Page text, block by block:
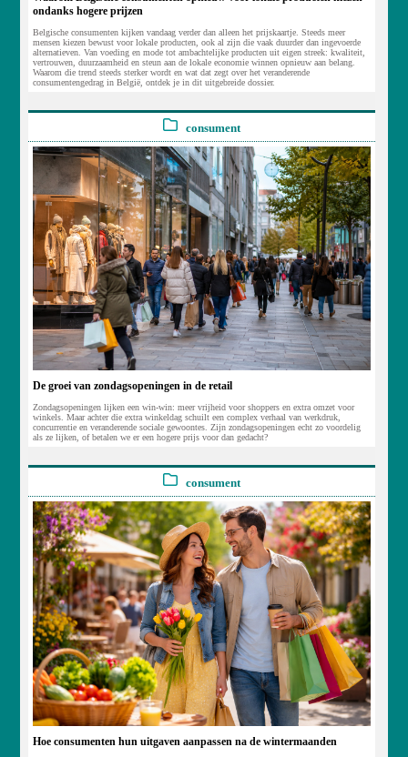
ondanks hogere prijzen
Belgische consumenten kijken vandaag verder dan alleen het prijskaartje. Steeds meer
mensen kiezen bewust voor lokale producten, ook al zijn die vaak duurder dan ingevoerde
alternatieven. Van voeding en mode tot ambachtelijke producten uit eigen streek: kwaliteit,
vertrouwen, duurzaamheid en steun aan de lokale economie winnen opnieuw aan belang.
Waarom die trend steeds sterker wordt en wat dat zegt over het veranderende
consumentengedrag in België, ontdek je in dit uitgebreide dossier.
consument
De groei van zondagsopeningen in de retail
Zondagsopeningen lijken een win-win: meer vrijheid voor shoppers en extra omzet voor
winkels. Maar achter die extra winkeldag schuilt een complex verhaal van werkdruk,
concurrentie en veranderende sociale gewoontes. Zijn zondagsopeningen echt zo voordelig
als ze lijken, of betalen we er een hogere prijs voor dan gedacht?
consument
Hoe consumenten hun uitgaven aanpassen na de wintermaanden